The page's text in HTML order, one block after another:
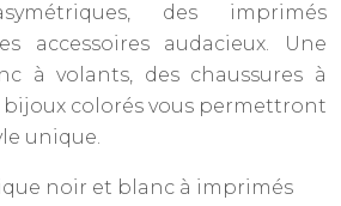
des imprimés
accessoires audacieux. Une
à volants, des chaussures à
colorés vous permettront
unique.
noir et blanc à imprimés